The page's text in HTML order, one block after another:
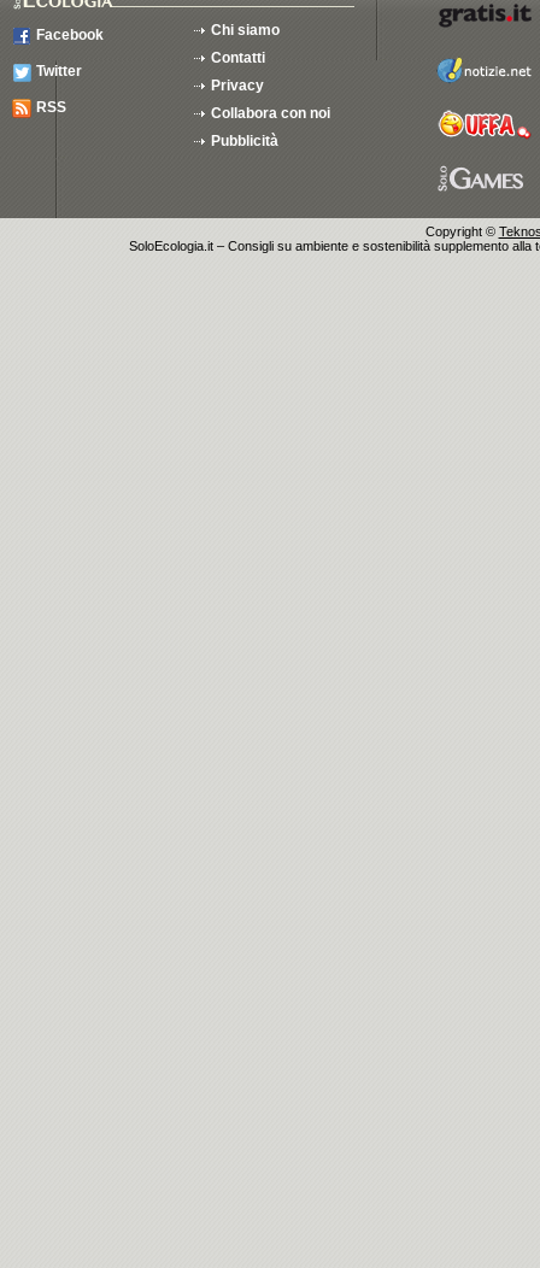
Facebook
Twitter
RSS
Chi siamo
Contatti
Privacy
Collabora con noi
Pubblicità
Copyright ©
SoloEcologia.it – Consigli su ambiente e sostenibilità supplemento